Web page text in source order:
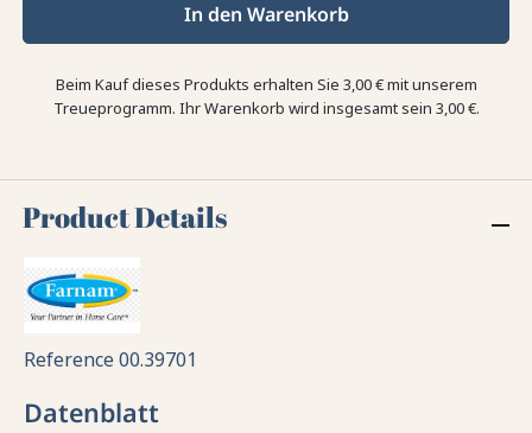
In den Warenkorb
Beim Kauf dieses Produkts erhalten Sie 3,00 €mit unserem
Treueprogramm. Ihr Warenkorb wird insgesamt sein 3,00 €.
Product Details
Reference00.39701
Datenblatt